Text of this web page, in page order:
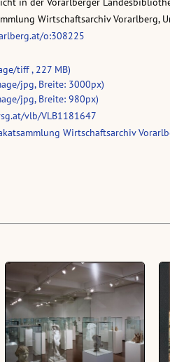
Wirtschaftsarchiv Vorarlberg,
o:308225
tiff , 227 MB)
jpg, Breite: 3000px)
jpg, Breite: 980px)
vlb/VLB1181647
Wirtschaftsarchiv